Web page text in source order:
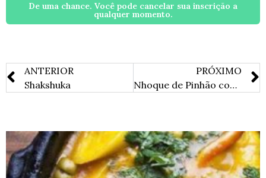
De uma chance. Você pode cancelar sua inscrição a
qualquer momento.
ANTERIOR
Shakshuka
PRÓXIMO
Nhoque de Pinhão com Molho de Açafrão